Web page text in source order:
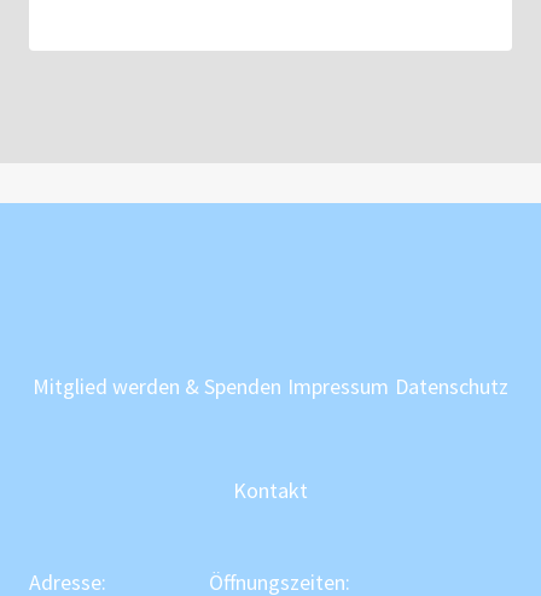
Mitglied werden & Spenden Impressum Datenschutz
Kontakt
Adresse: Öffnungszeiten: